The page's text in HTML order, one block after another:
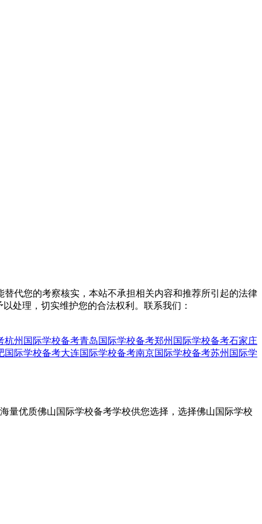
代您的考察核实，本站不承担相关内容和推荐所引起的法律
处理，切实维护您的合法权利。联系我们：
杭州国际学校备考青岛国际学校备考郑州国际学校备考石家庄
国际学校备考大连国际学校备考南京国际学校备考苏州国际学
量优质佛山国际学校备考学校供您选择，选择佛山国际学校